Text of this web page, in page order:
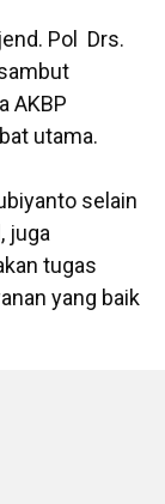
Pol Drs.
AKBP
utama.
selain
juga
tugas
yang baik